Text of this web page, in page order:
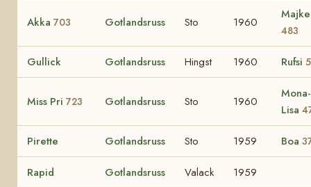
Akka 703 Gotlandsruss Sto 1960
483
Gullick Gotlandsruss Hingst 1960 Rufsi
Miss Pri 723 Gotlandsruss Sto 1960
Mona-
Lisa
Pirette Gotlandsruss Sto 1959 Boa
Rapid Gotlandsruss Valack 1959